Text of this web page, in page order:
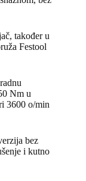
​​također u
Festool
Nm u
3600 o/min
bez
i kutno